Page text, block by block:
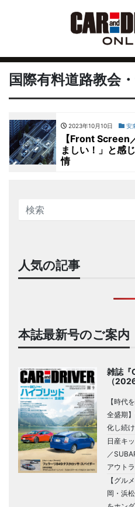
国際有料道路教会
2023年10月10日 安
【Front Screen
ましい！」と感
情
人気の記事
本誌最新号のご案内
雑誌『
（
【時代
全盛期
化し続
日産キ
／
アウト
【グル
岡・浜